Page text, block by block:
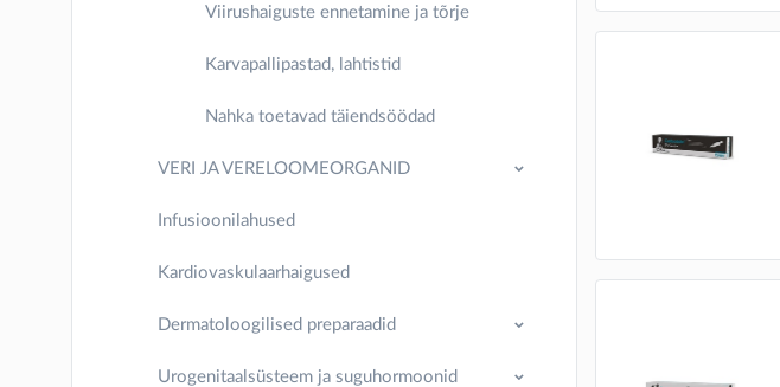
Viirushaiguste ennetamine ja tõrje
Karvapallipastad, lahtistid
Nahka toetavad täiendsöödad
VERI JA VERELOOMEORGANID
Infusioonilahused
Kardiovaskulaarhaigused
Dermatoloogilised preparaadid
Urogenitaalsüsteem ja suguhormoonid